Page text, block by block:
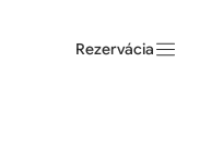
Rezervácia